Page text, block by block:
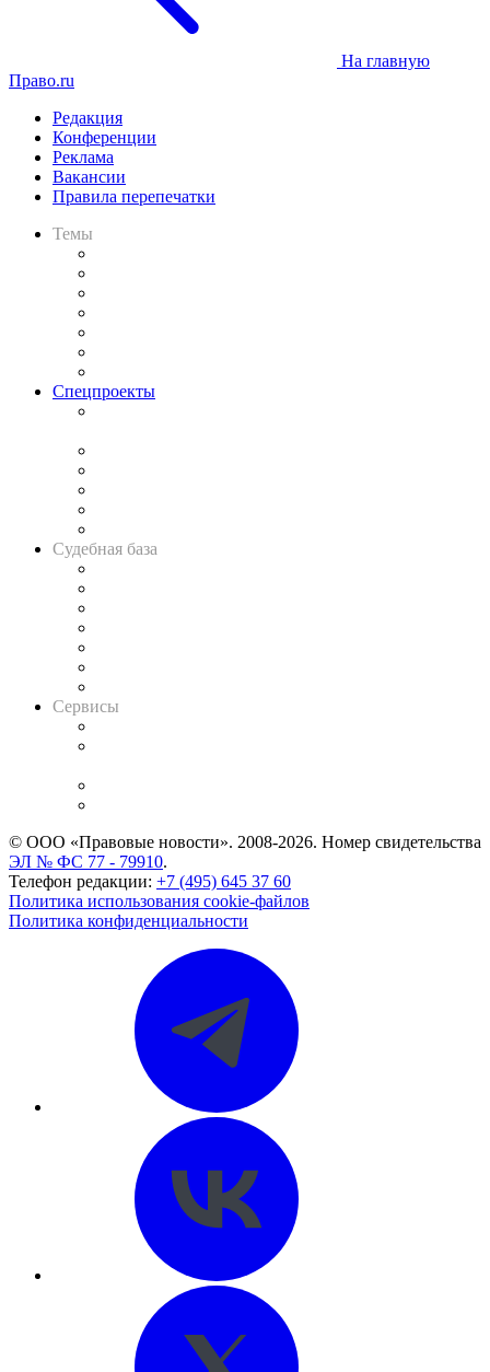
На главную
Право.ru
Редакция
Конференции
Реклама
Вакансии
Правила перепечатки
Темы
Спецпроекты
Судебная база
Сервисы
© ООО «Правовые новости». 2008-2026. Номер свидетельства
ЭЛ № ФС 77 - 79910.
Телефон редакции: +7 (495) 645 37 60
Политика использования cookie-файлов
Политика конфиденциальности